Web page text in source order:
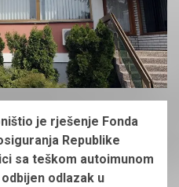
je rješenje Fonda
Republike
sa teškom autoimunom
odlazak u